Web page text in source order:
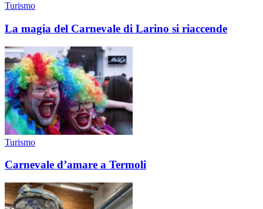
Turismo
La magia del Carnevale di Larino si riaccende
Turismo
Carnevale d’amare a Termoli